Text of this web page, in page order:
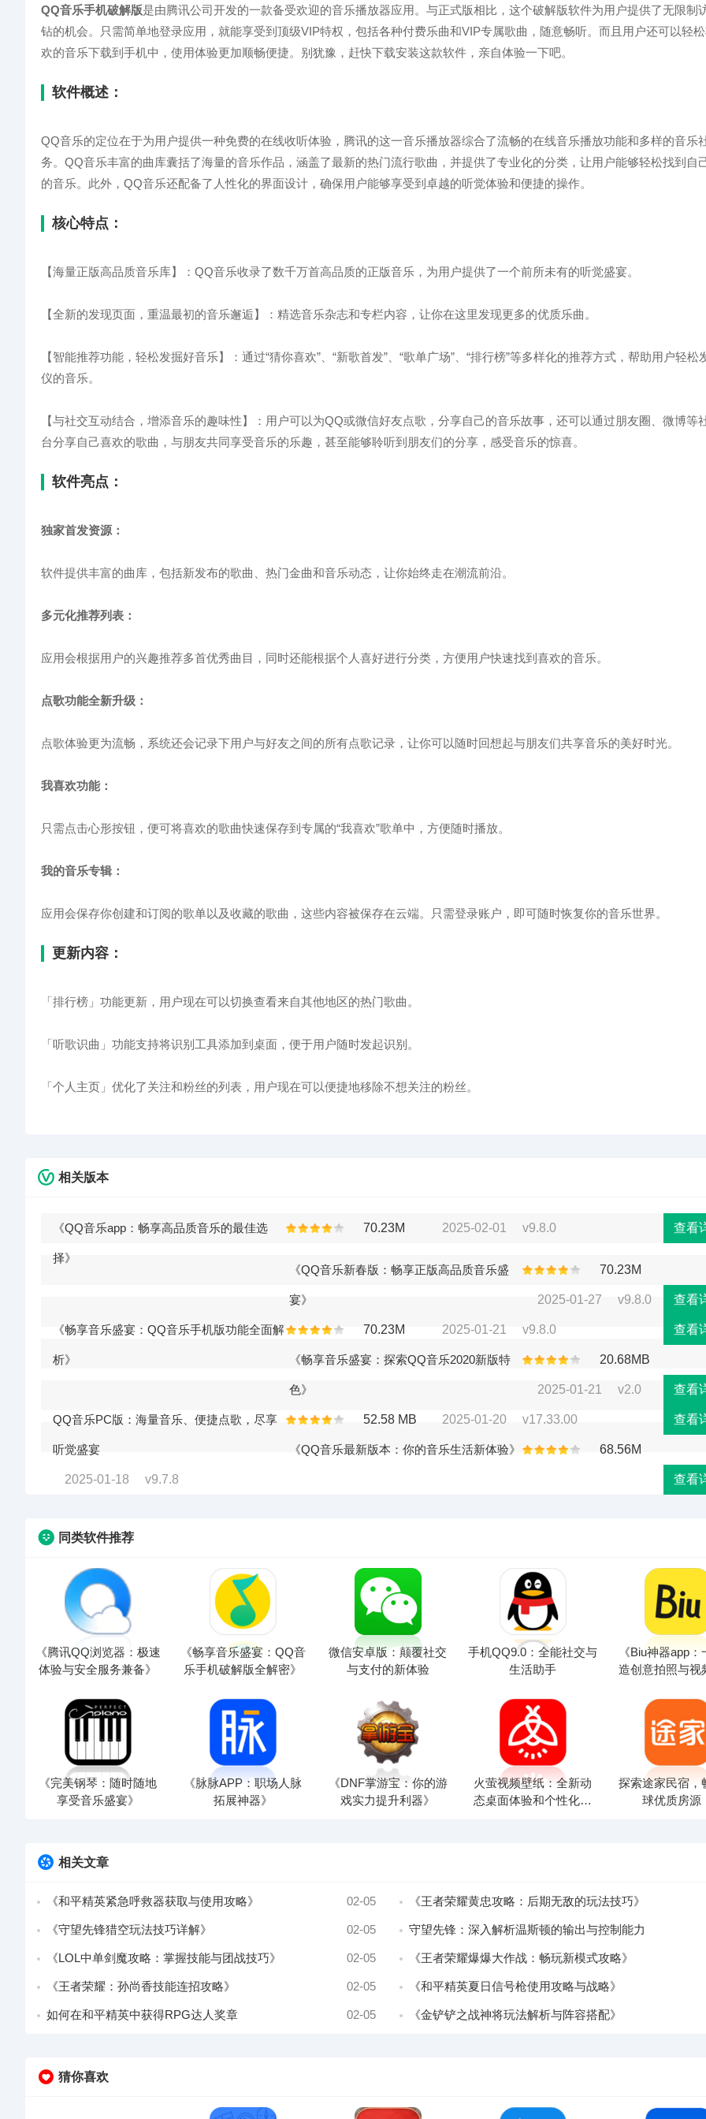
QQ音乐手机破解版是由腾讯公司开发的一款备受欢迎的音乐播放器应用。与正式版相比，这个破解版软件为用户提供了无限制
钻的机会。只需简单地登录应用，就能享受到顶级VIP特权，包括各种付费乐曲和VIP专属歌曲，随意畅听。而且用户还可以轻
欢的音乐下载到手机中，使用体验更加顺畅便捷。别犹豫，赶快下载安装这款软件，亲自体验一下吧。
软件概述：
QQ音乐的定位在于为用户提供一种免费的在线收听体验，腾讯的这一音乐播放器综合了流畅的在线音乐播放功能和多样的音乐
务。QQ音乐丰富的曲库囊括了海量的音乐作品，涵盖了最新的热门流行歌曲，并提供了专业化的分类，让用户能够轻松找到自
的音乐。此外，QQ音乐还配备了人性化的界面设计，确保用户能够享受到卓越的听觉体验和便捷的操作。
核心特点：
【海量正版高品质音乐库】：QQ音乐收录了数千万首高品质的正版音乐，为用户提供了一个前所未有的听觉盛宴。
【全新的发现页面，重温最初的音乐邂逅】：精选音乐杂志和专栏内容，让你在这里发现更多的优质乐曲。
【智能推荐功能，轻松发掘好音乐】：通过“猜你喜欢”、“新歌首发”、“歌单广场”、“排行榜”等多样化的推荐方式，帮助用户轻松
仪的音乐。
【与社交互动结合，增添音乐的趣味性】：用户可以为QQ或微信好友点歌，分享自己的音乐故事，还可以通过朋友圈、微博等
台分享自己喜欢的歌曲，与朋友共同享受音乐的乐趣，甚至能够聆听到朋友们的分享，感受音乐的惊喜。
软件亮点：
独家首发资源：
软件提供丰富的曲库，包括新发布的歌曲、热门金曲和音乐动态，让你始终走在潮流前沿。
多元化推荐列表：
应用会根据用户的兴趣推荐多首优秀曲目，同时还能根据个人喜好进行分类，方便用户快速找到喜欢的音乐。
点歌功能全新升级：
点歌体验更为流畅，系统还会记录下用户与好友之间的所有点歌记录，让你可以随时回想起与朋友们共享音乐的美好时光。
我喜欢功能：
只需点击心形按钮，便可将喜欢的歌曲快速保存到专属的“我喜欢”歌单中，方便随时播放。
我的音乐专辑：
应用会保存你创建和订阅的歌单以及收藏的歌曲，这些内容被保存在云端。只需登录账户，即可随时恢复你的音乐世界。
更新内容：
「排行榜」功能更新，用户现在可以切换查看来自其他地区的热门歌曲。
「听歌识曲」功能支持将识别工具添加到桌面，便于用户随时发起识别。
「个人主页」优化了关注和粉丝的列表，用户现在可以便捷地移除不想关注的粉丝。
相关版本
《QQ音乐app：畅享高品质音乐的最佳选
择》
70.23M 2025-02-01 v9.8.0 查看
《QQ音乐新春版：畅享正版高品质音乐盛
宴》
70.23M
2025-01-27 v9.8.0 查看
《畅享音乐盛宴：QQ音乐手机版功能全面解
析》
70.23M 2025-01-21 v9.8.0 查看
《畅享音乐盛宴：探索QQ音乐2020新版特
色》
20.68MB
2025-01-21 v2.0 查看
QQ音乐PC版：海量音乐、便捷点歌，尽享
听觉盛宴
52.58 MB 2025-01-20 v17.33.00 查看
《QQ音乐最新版本：你的音乐生活新体验》 68.56M
2025-01-18 v9.7.8 查看
同类软件推荐
《腾讯QQ浏览器：极速
体验与安全服务兼备》
《畅享音乐盛宴：QQ音
乐手机破解版全解密》
微信安卓版：颠覆社交
与支付的新体验
手机QQ9.0：全能社交与
生活助手
《Biu神器app
造创意拍照与视
《完美钢琴：随时随地
享受音乐盛宴》
《脉脉APP：职场人脉
拓展神器》
《DNF掌游宝：你的游
戏实力提升利器》
火萤视频壁纸：全新动
态桌面体验和个性化设
探索途家民宿，
球优质房源
相关文章
《和平精英紧急呼救器获取与使用攻略》 02-05 《王者荣耀黄忠攻略：后期无敌的玩法技巧》
《守望先锋猎空玩法技巧详解》 02-05 守望先锋：深入解析温斯顿的输出与控制能力
《LOL中单剑魔攻略：掌握技能与团战技巧》 02-05 《王者荣耀爆爆大作战：畅玩新模式攻略》
《王者荣耀：孙尚香技能连招攻略》 02-05 《和平精英夏日信号枪使用攻略与战略》
如何在和平精英中获得RPG达人奖章 02-05 《金铲铲之战神将玩法解析与阵容搭配》
猜你喜欢